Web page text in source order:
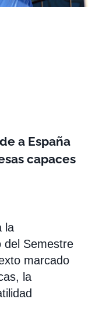
a España
capaces
la
del Semestre
marcado
la